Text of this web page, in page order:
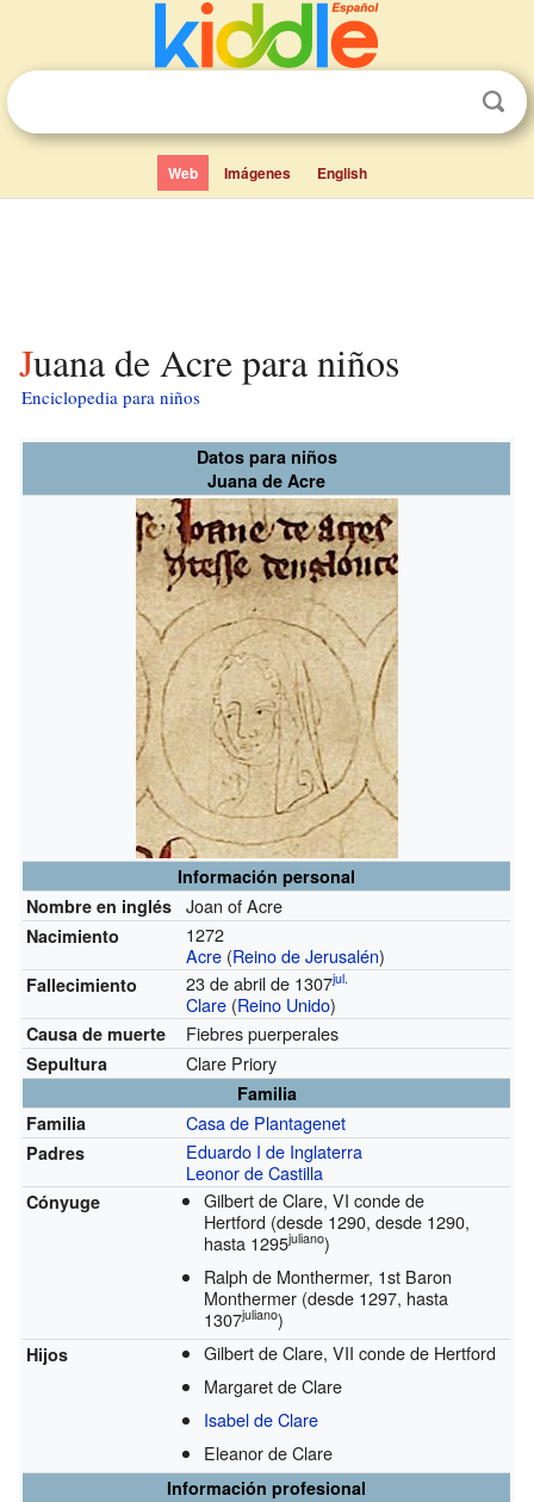
Web Imágenes English
Juana de Acre para niños
Enciclopedia para niños
Datos para niños
Juana de Acre
Información personal
Nombre en inglés
Joan of Acre
Nacimiento
1272
Acre (Reino de Jerusalén)
Fallecimiento 23 de abril de 1307jul.
Clare (Reino Unido)
Causa de muerte Fiebres puerperales
Sepultura Clare Priory
Familia
Familia
Casa de Plantagenet
Padres
Eduardo I de Inglaterra
Leonor de Castilla
Cónyuge
Gilbert de Clare, VI conde de
Hertford (desde 1290, desde 1290,
hasta 1295juliano)
Ralph de Monthermer, 1st Baron
Monthermer (desde 1297, hasta
1307juliano)
Hijos
Gilbert de Clare, VII conde de Hertford
Margaret de Clare
Isabel de Clare
Eleanor de Clare
Información profesional